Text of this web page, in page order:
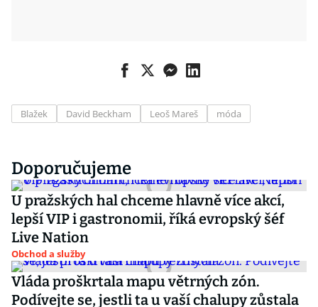
Blažek David Beckham Leoš Mareš móda
Doporučujeme
U pražských hal chceme hlavně více akcí,
lepší VIP i gastronomii, říká evropský šéf
Live Nation
Obchod a služby
Vláda proškrtala mapu větrných zón.
Podívejte se, jestli ta u vaší chalupy zůstala